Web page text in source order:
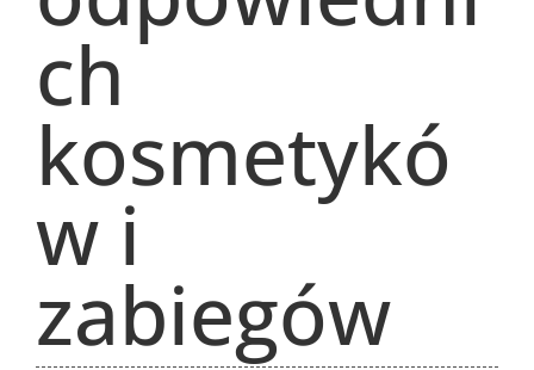
ch
kosmetykó
w i
zabiegów